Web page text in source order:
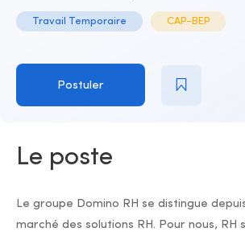
Travail Temporaire CAP-BEP
Postuler
Le poste
Le groupe Domino RH se distingue
marché des solutions RH. Pour nous, RH